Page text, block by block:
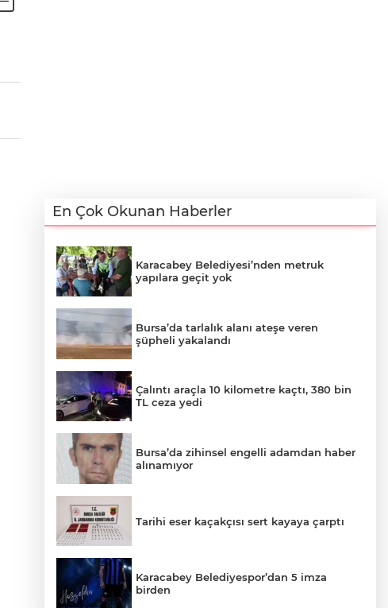
En Çok Okunan Haberler
Karacabey Belediyesi’nden metruk
yapılara geçit yok
Bursa’da tarlalık alanı ateşe veren
şüpheli yakalandı
Çalıntı araçla 10 kilometre kaçtı, 380 bin
TL ceza yedi
Bursa’da zihinsel engelli adamdan haber
alınamıyor
Tarihi eser kaçakçısı sert kayaya çarptı
Karacabey Belediyespor’dan 5 imza
birden